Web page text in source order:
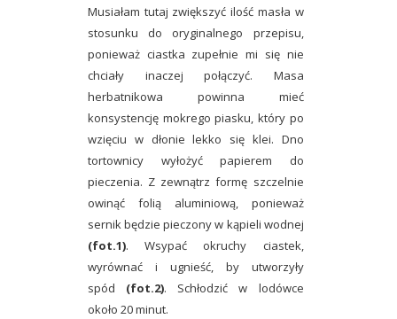
Musiałam tutaj zwiększyć ilość masła w
stosunku do oryginalnego przepisu,
ponieważ ciastka zupełnie mi się nie
chciały inaczej połączyć. Masa
herbatnikowa powinna mieć
konsystencję mokrego piasku, który po
wzięciu w dłonie lekko się klei. Dno
tortownicy wyłożyć papierem do
pieczenia. Z zewnątrz formę szczelnie
owinąć folią aluminiową, ponieważ
sernik będzie pieczony w kąpieli wodnej
(fot.1). Wsypać okruchy ciastek,
wyrównać i ugnieść, by utworzyły
spód (fot.2). Schłodzić w lodówce
około 20 minut.